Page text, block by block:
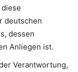
deutschen
dessen
Anliegen ist.
Verantwortung,